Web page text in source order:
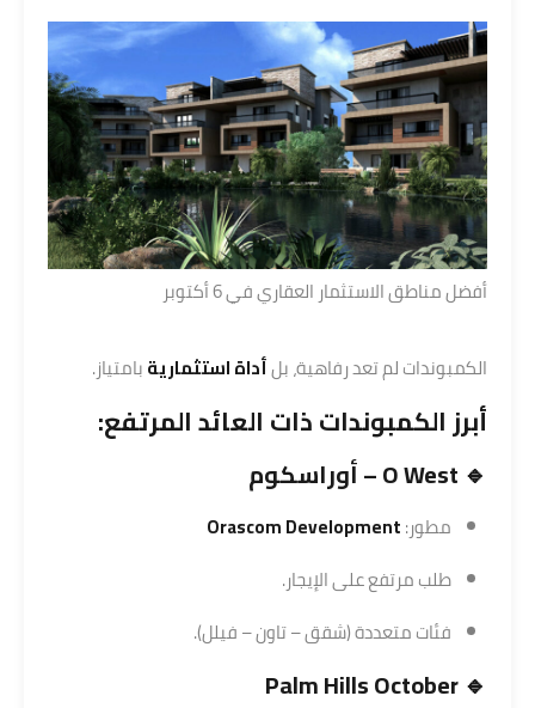
أفضل مناطق الاستثمار العقاري في 6 أكتوبر
الكمبوندات لم تعد رفاهية، بلأداة استثماريةبامتياز.
أبرز الكمبوندات ذات العائد المرتفع:
🔹 O West – أوراسكوم
مطور: OrascomDevelopment
طلب مرتفع على الإيجار.
فئات متعددة (شقق – تاون – فيلل).
🔹 Palm Hills October